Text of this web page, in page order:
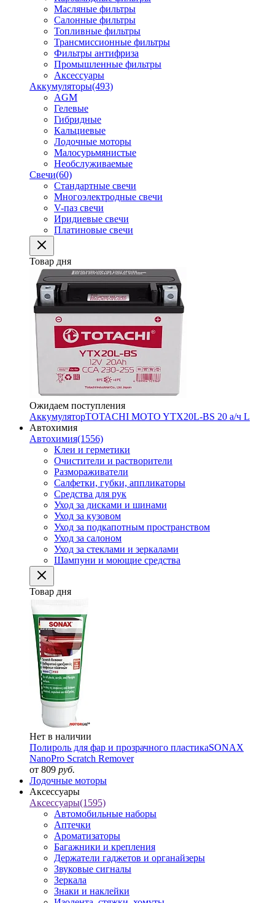
Масляные фильтры
Салонные фильтры
Топливные фильтры
Трансмиссионные фильтры
Фильтры антифриза
Промышленные фильтры
Аксессуары
Аккумуляторы(493)
AGM
Гелевые
Гибридные
Кальциевые
Лодочные моторы
Малосурьмянистые
Необслуживаемые
Свечи(60)
Стандартные свечи
Многоэлектродные свечи
V-паз свечи
Иридиевые свечи
Платиновые свечи
Товар дня
Ожидаем поступления
АккумуляторTOTACHI MOTO YTX20L-BS 20 а/ч L
Автохимия
Автохимия(1556)
Клеи и герметики
Очистители и растворители
Размораживатели
Салфетки, губки, аппликаторы
Средства для рук
Уход за дисками и шинами
Уход за кузовом
Уход за подкапотным пространством
Уход за салоном
Уход за стеклами и зеркалами
Шампуни и моющие средства
Товар дня
Нет в наличии
Полироль для фар и прозрачного пластикаSONAX
NanoPro Scratch Remover
от 809 руб.
Лодочные моторы
Аксессуары
Аксессуары(1595)
Автомобильные наборы
Аптечки
Ароматизаторы
Багажники и крепления
Держатели гаджетов и органайзеры
Звуковые сигналы
Зеркала
Знаки и наклейки